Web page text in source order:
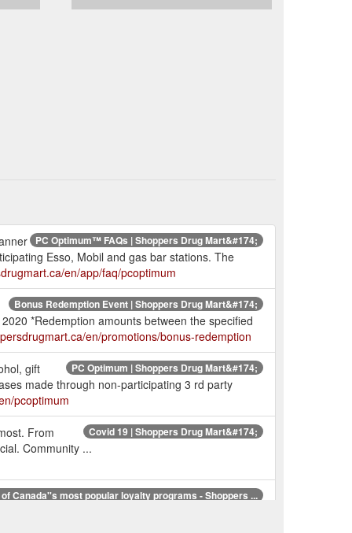
PC Optimum™ FAQs | Shoppers Drug Mart&#174;
Esso, Mobil and gas bar stations. The
en/app/faq/pcoptimum
Bonus Redemption Event | Shoppers Drug Mart&#174;
*Redemption amounts between the specified
en/promotions/bonus-redemption
PC Optimum | Shoppers Drug Mart&#174;
gift
made through non-participating 3 rd party
pcoptimum
Covid 19 | Shoppers Drug Mart&#174;
From
Community ...
of Canada''s most popular loyalty programs - Shoppers ...